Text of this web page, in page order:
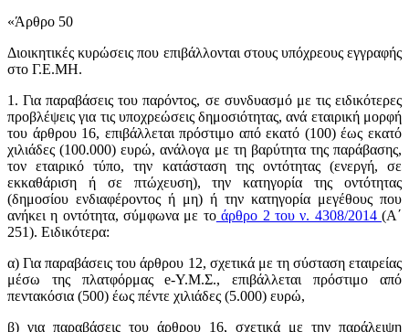
«Άρθρο 50
Διοικητικές κυρώσεις που επιβάλλονται στους υπόχρεους εγγραφής
στο Γ.Ε.ΜΗ.
1. Για παραβάσεις του παρόντος, σε συνδυασμό με τις ειδικότερες
προβλέψεις για τις υποχρεώσεις δημοσιότητας, ανά εταιρική μορφή
του άρθρου 16, επιβάλλεται πρόστιμο από εκατό (100) έως εκατό
χιλιάδες (100.000) ευρώ, ανάλογα με τη βαρύτητα της παράβασης,
τον εταιρικό τύπο, την κατάσταση της οντότητας (ενεργή, σε
εκκαθάριση ή σε πτώχευση), την κατηγορία της οντότητας
(δημοσίου ενδιαφέροντος ή μη) ή την κατηγορία μεγέθους που
ανήκει η οντότητα, σύμφωνα με τοάρθρο 2 του ν. 4308/2014(Α΄
251). Ειδικότερα:
α) Για παραβάσεις του άρθρου 12, σχετικά με τη σύσταση εταιρείας
μέσω της πλατφόρμας e-Υ.Μ.Σ., επιβάλλεται πρόστιμο από
πεντακόσια (500) έως πέντε χιλιάδες (5.000) ευρώ,
β) για παραβάσεις του άρθρου 16, σχετικά με την παράλειψη